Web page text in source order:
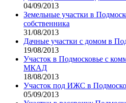
04/09/2013
Земельные участки в
собственника
31/08/2013
Дачные участки с домом в
19/08/2013
Участок в Подмосковье с
МКАД
18/08/2013
Участок под ИЖС в
05/09/2013